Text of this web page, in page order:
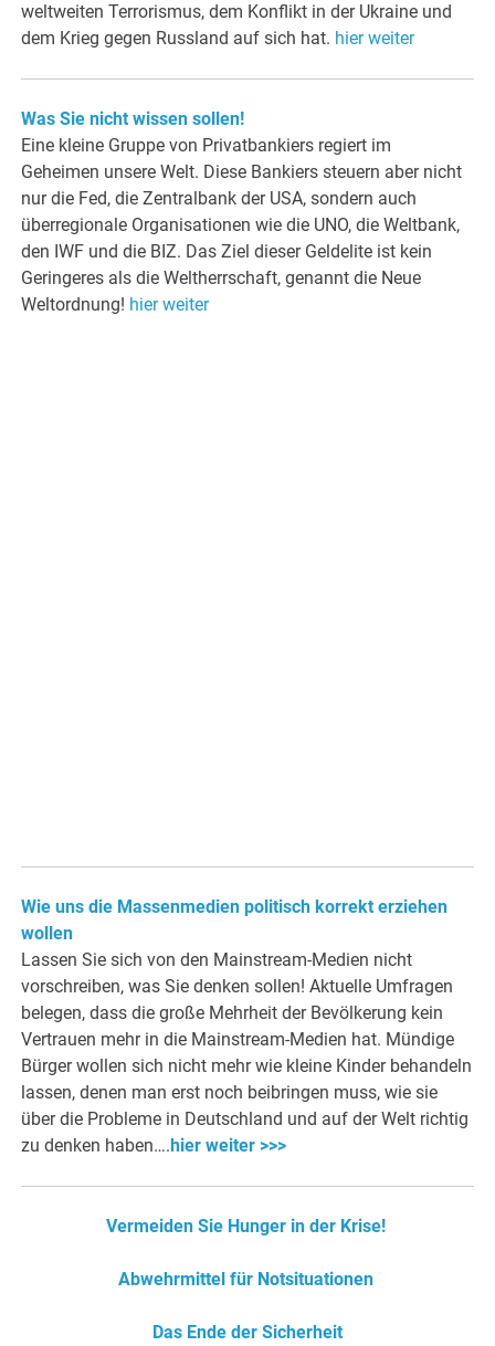
weltweiten Terrorismus, dem Konflikt in der Ukraine und
dem Krieg gegen Russland auf sich hat. hier weiter
Was Sie nicht wissen sollen!
Eine kleine Gruppe von Privatbankiers regiert im
Geheimen unsere Welt. Diese Bankiers steuern aber nicht
nur die Fed, die Zentralbank der USA, sondern auch
überregionale Organisationen wie die UNO, die Weltbank,
den IWF und die BIZ. Das Ziel dieser Geldelite ist kein
Geringeres als die Weltherrschaft, genannt die Neue
Weltordnung! hier weiter
Wie uns die Massenmedien politisch korrekt erziehen
wollen
Lassen Sie sich von den Mainstream-Medien nicht
vorschreiben, was Sie denken sollen! Aktuelle Umfragen
belegen, dass die große Mehrheit der Bevölkerung kein
Vertrauen mehr in die Mainstream-Medien hat. Mündige
Bürger wollen sich nicht mehr wie kleine Kinder behandeln
lassen, denen man erst noch beibringen muss, wie sie
über die Probleme in Deutschland und auf der Welt richtig
zu denken haben…. hier weiter >>>
Vermeiden Sie Hunger in der Krise!
Abwehrmittel für Notsituationen
Das Ende der Sicherheit